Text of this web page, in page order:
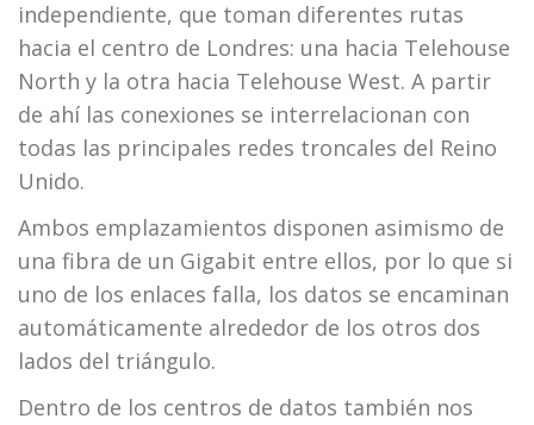
independiente, que toman diferentes rutas
hacia el centro de Londres: una hacia Telehouse
North y la otra hacia Telehouse West. A partir
de ahí las conexiones se interrelacionan con
todas las principales redes troncales del Reino
Unido.
Ambos emplazamientos disponen asimismo de
una fibra de un Gigabit entre ellos, por lo que si
uno de los enlaces falla, los datos se encaminan
automáticamente alrededor de los otros dos
lados del triángulo.
Dentro de los centros de datos también nos